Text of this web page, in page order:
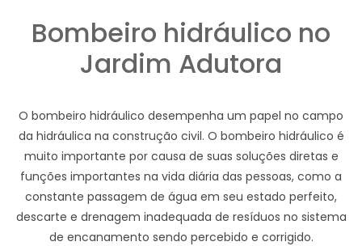
Bombeiro hidráulico no
Jardim Adutora
O bombeiro hidráulico desempenha um papel no campo
da hidráulica na construção civil. O bombeiro hidráulico é
muito importante por causa de suas soluções diretas e
funções importantes na vida diária das pessoas, como a
constante passagem de água em seu estado perfeito,
descarte e drenagem inadequada de resíduos no sistema
de encanamento sendo percebido e corrigido.